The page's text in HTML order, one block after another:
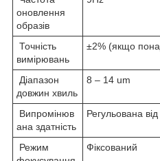
оновлення
образів
Точність
вимірювань
±2% (якщо
Діапазон
довжин хвиль
8 – 14 um
Випромінюв
ана здатність
Регульована
Режим
Фіксований